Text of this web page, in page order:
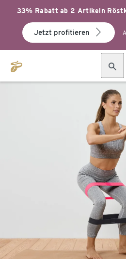
33% Rabatt ab 2 Artikeln
Jetzt profitieren